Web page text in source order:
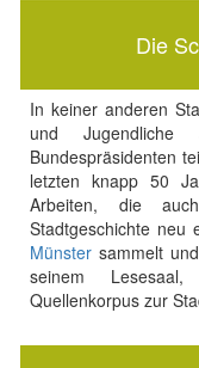
Die
In keiner anderen
und Jugendliche
Bundespräsidenten
letzten knapp 50
Arbeiten, die
Stadtgeschichte neu
Münstersammelt
seinem
Quellenkorpus zur